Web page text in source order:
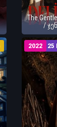
The
/
25
2022